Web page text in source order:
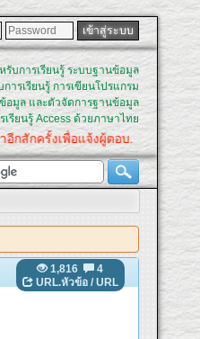
รับการเรียนรู้ ระบบฐานข้อมูล
ารเรียนรู้ การเขียนโปรแกรม
อมูล และตัวจัดการฐานข้อมูล
เรียนรู้ Access ด้วยภาษาไทย
สักครั้งเพื่อแจ้งผู้ตอบ.
1,816
4
URL.หัวข้อ/ URL